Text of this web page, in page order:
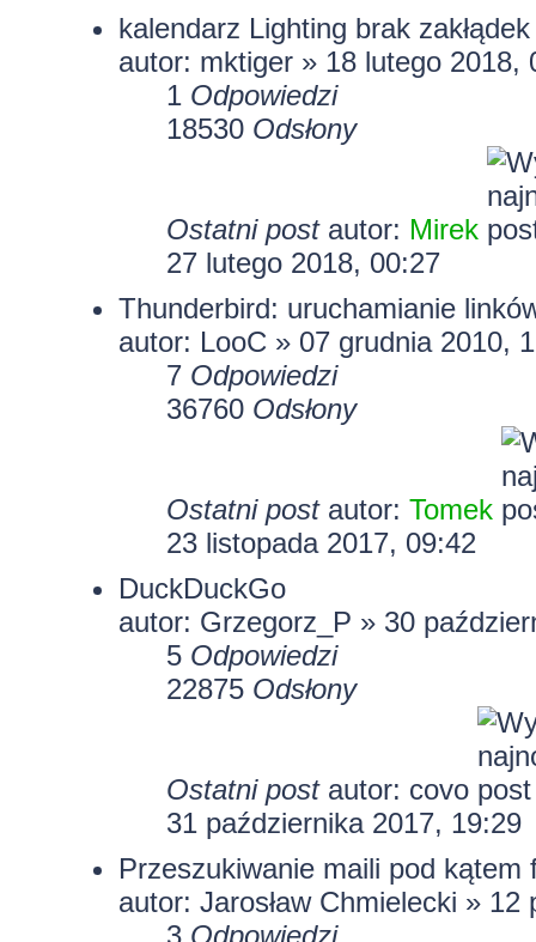
kalendarz Lighting brak
autor: mktiger» 18 lutego 2018,
1 Odpowiedzi
18530 Odsłony
Ostatni post autor: Mirek
27 lutego 2018, 00:27
Thunderbird: uruchamianie
autor: LooC » 07 grudnia 2010,
7 Odpowiedzi
36760 Odsłony
Ostatni post autor: Tomek
23 listopada 2017, 09:42
DuckDuckGo
autor: Grzegorz_P » 30
5 Odpowiedzi
22875 Odsłony
Ostatni post autor: covo
31 października 2017, 19:29
Przeszukiwanie maili pod kątem
autor: Jarosław Chmielecki »
3 Odpowiedzi